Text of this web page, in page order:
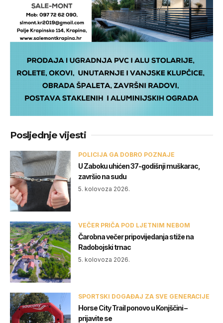
Posljednje vijesti
POLICIJA GA DOBRO POZNAJE
U Zaboku uhićen 37-godišnji muškarac,
završio na sudu
5. kolovoza 2026.
VEČER PRIČA POD LJETNIM NEBOM
Čarobna večer pripovijedanja stiže na
Radobojski trnac
5. kolovoza 2026.
SPORTSKI DOGAĐAJ ZA SVE GENERACIJE
Horse City Trail ponovo u Konjščini –
prijavite se